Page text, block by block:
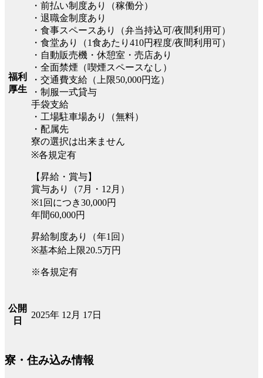
福利
厚生
・前払い制度あり（稼働分）
・退職金制度あり
・食事スペースあり（弁当持込可/夜間利用可）
・食堂あり（1食あたり410円程度/夜間利用可）
・自動販売機・休憩室・売店あり
・全面禁煙（喫煙スペースなし）
・交通費支給（上限50,000円迄）
・制服一式貸与
手袋支給
・工場駐車場あり（無料）
・配属先
寮の選択は出来ません
※各規定有
【昇給・賞与】
賞与あり（7月・12月）
※1回につき30,000円
年間60,000円
昇給制度あり（年1回）
※基本給上限20.5万円
※各規定有
公開
日
2025年 12月 17日
寮・住み込み情報